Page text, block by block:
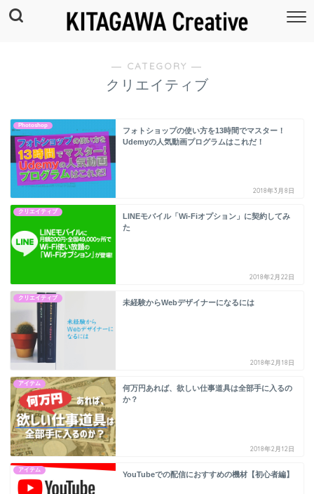
― CATEGORY ―
クリエイティブ
Photoshop
フォトショップの使い方を13時間でマスター！
Udemyの人気動画プログラムはこれだ！
2018年3月8日
クリエイティブ
LINEモバイル「Wi-Fiオプション」に契約してみ
た
2018年2月22日
クリエイティブ
未経験からWebデザイナーになるには
2018年2月18日
アイテム
何万円あれば、欲しい仕事道具は全部手に入るの
か？
2018年2月12日
アイテム
YouTubeでの配信におすすめの機材【初心者編】